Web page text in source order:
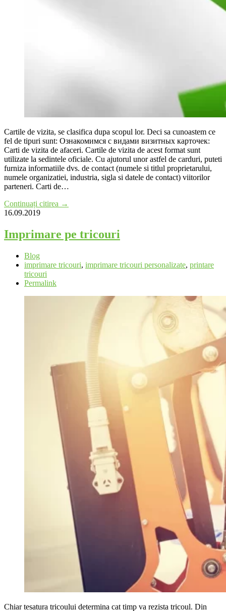
Cartile de vizita, se clasifica dupa scopul lor. Deci sa cunoastem ce
fel de tipuri sunt: Ознакомимся с видами визитных карточек:
Carti de vizita de afaceri. Cartile de vizita de acest format sunt
utilizate la sedintele oficiale. Cu ajutorul unor astfel de carduri, puteti
furniza informatiile dvs. de contact (numele si titlul proprietarului,
numele organizatiei, industria, sigla si datele de contact) viitorilor
parteneri. Carti de…
Continuați citirea →
16.09.2019
Imprimare pe tricouri
Blog
imprimare tricouri, imprimare tricouri personalizate, printare
tricouri
Permalink
Chiar tesatura tricoului determina cat timp va rezista tricoul. Din